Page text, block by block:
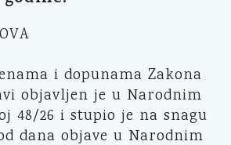
i dopunama Zakona
objavljen je u Narodnim
48/26 i stupio je na snagu
dana objave u Narodnim